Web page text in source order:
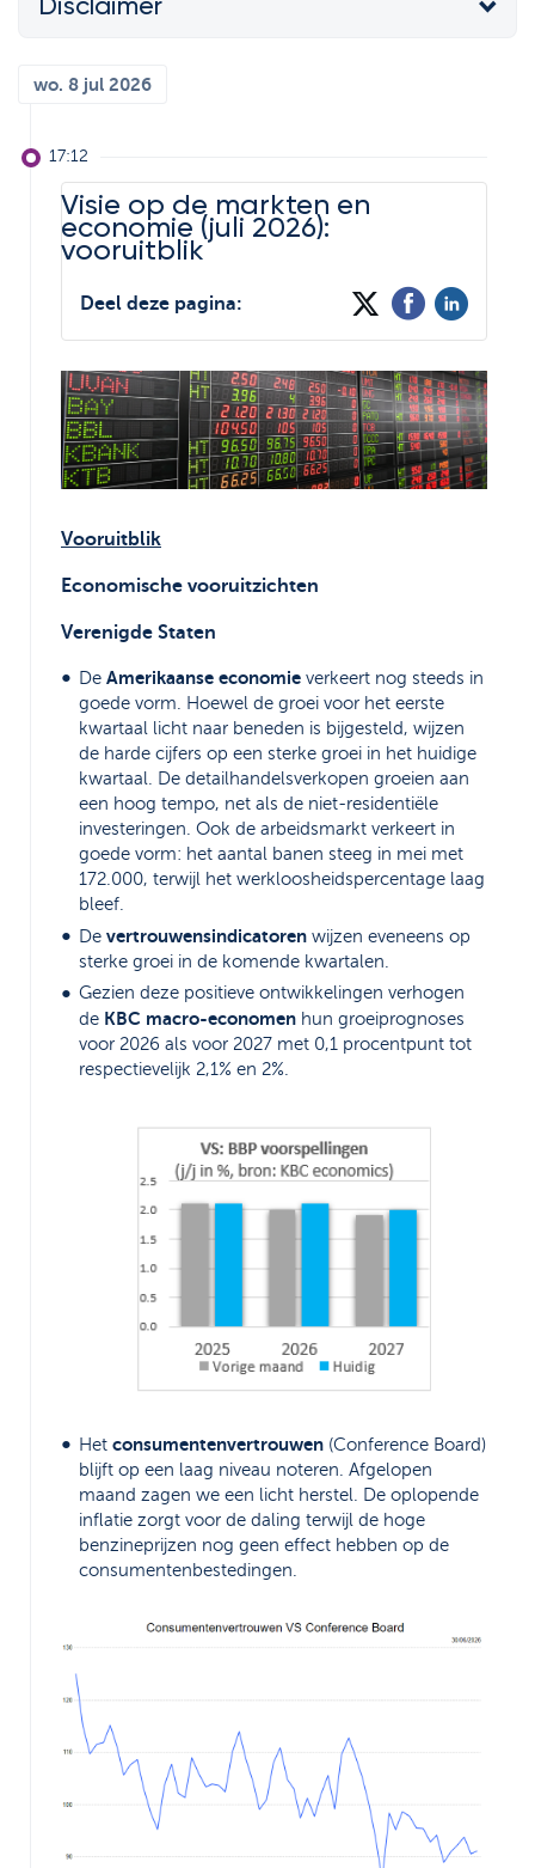
Support
Lexicon
Beursboeken in de
kijker
Disclaimer
wo. 8 jul 2026
17:12
Visie op de markten en
economie (juli 2026):
vooruitblik
Deel deze pagina:
Vooruitblik
Economische vooruitzichten
Verenigde Staten
De Amerikaanse economie verkeert nog steeds in
goede vorm. Hoewel de groei voor het eerste
kwartaal licht naar beneden is bijgesteld, wijzen
de harde cijfers op een sterke groei in het huidige
kwartaal. De detailhandelsverkopen groeien aan
een hoog tempo, net als de niet-residentiële
investeringen. Ook de arbeidsmarkt verkeert in
goede vorm: het aantal banen steeg in mei met
172.000, terwijl het werkloosheidspercentage laag
bleef.
De vertrouwensindicatoren wijzen eveneens op
sterke groei in de komende kwartalen.
Gezien deze positieve ontwikkelingen verhogen
de KBC macro-economen hun groeiprognoses
voor 2026 als voor 2027 met 0,1 procentpunt tot
respectievelijk 2,1% en 2%.
Het consumentenvertrouwen (Conference Board)
blijft op een laag niveau noteren. Afgelopen
maand zagen we een licht herstel. De oplopende
inflatie zorgt voor de daling terwijl de hoge
benzineprijzen nog geen effect hebben op de
consumentenbestedingen.